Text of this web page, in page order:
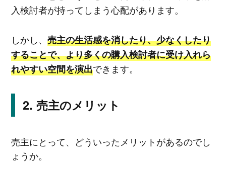
入検討者が持ってしまう心配があります。
しかし、 売主の生活感を消したり、少なくしたり
することで、より多くの購入検討者に受け入れら
れやすい空間を演出できます。
売主のメリット
売主にとって、どういったメリットがあるのでし
ょうか。